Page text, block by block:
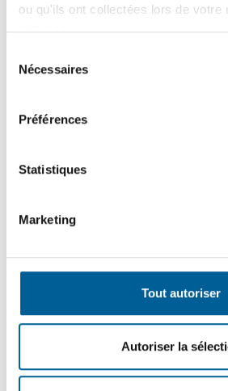
ou qu'ils ont collectées lors de votre
services.
Nécessaires
Préférences
Statistiques
Marketing
Tout autoriser
Autoriser la
Dernières actualités
TAXES MUNICIPALES 2026 | Date